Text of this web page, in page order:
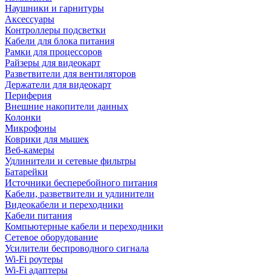
Наушники и гарнитуры
Аксессуары
Контроллеры подсветки
Кабели для блока питания
Рамки для процессоров
Райзеры для видеокарт
Разветвители для вентиляторов
Держатели для видеокарт
Периферия
Внешние накопители данных
Колонки
Микрофоны
Коврики для мышек
Веб-камеры
Удлинители и сетевые фильтры
Батарейки
Источники бесперебойного питания
Кабели, разветвители и удлинители
Видеокабели и переходники
Кабели питания
Компьютерные кабели и переходники
Сетевое оборудование
Усилители беспроводного сигнала
Wi-Fi роутеры
Wi-Fi адаптеры